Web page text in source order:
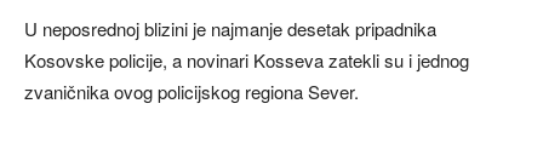
U neposrednoj blizini je najmanje desetak pripadnika
Kosovske policije, a novinari Kosseva zatekli su i jednog
zvaničnika ovog policijskog regiona Sever.